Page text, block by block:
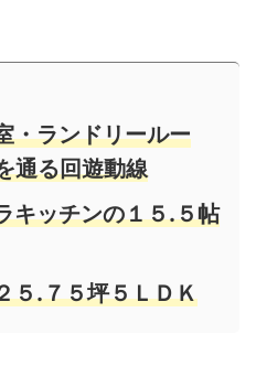
・ランドリールー
通る回遊動線
キッチンの１５.５帖
５.７５坪５ＬＤＫ